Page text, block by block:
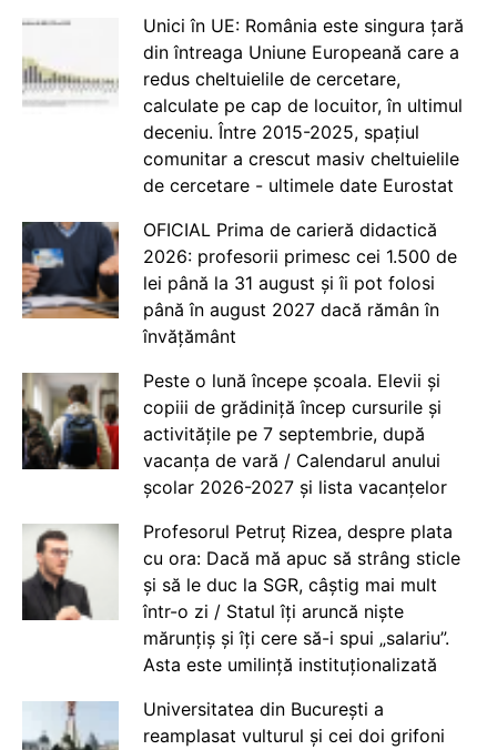
Unici în UE: România este singura țară
din întreaga Uniune Europeană care a
redus cheltuielile de cercetare,
calculate pe cap de locuitor, în ultimul
deceniu. Între 2015-2025, spațiul
comunitar a crescut masiv cheltuielile
de cercetare - ultimele date Eurostat
OFICIAL Prima de carieră didactică
2026: profesorii primesc cei 1.500 de
lei până la 31 august și îi pot folosi
până în august 2027 dacă rămân în
învățământ
Peste o lună începe școala. Elevii și
copiii de grădiniță încep cursurile și
activitățile pe 7 septembrie, după
vacanța de vară / Calendarul anului
școlar 2026-2027 și lista vacanțelor
Profesorul Petruț Rizea, despre plata
cu ora: Dacă mă apuc să strâng sticle
și să le duc la SGR, câștig mai mult
într-o zi / Statul îți aruncă niște
mărunțiș și îți cere să-i spui „salariu”.
Asta este umilință instituționalizată
Universitatea din București a
reamplasat vulturul și cei doi grifoni